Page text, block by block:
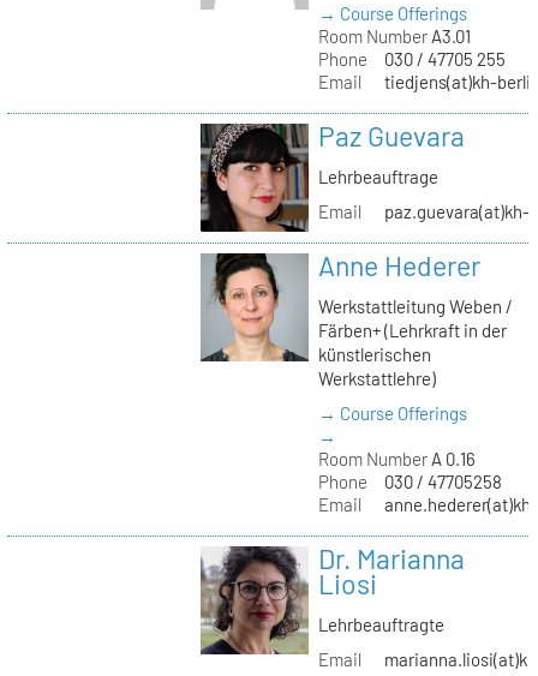
→ Course Offerings
Room NumberA3.01
Phone
030 / 47705 255
Email
tiedjens(at)kh-
Paz Guevara
Lehrbeauftrage
Email
paz.guevara(at)kh-
Anne Hederer
Werkstattleitung Weben /
Färben+ (Lehrkraft in der
künstlerischen
Werkstattlehre)
→ Course Offerings
→
Room NumberA 0.16
Phone
030 / 47705258
Email
Dr. Marianna
Liosi
Lehrbeauftragte
Email